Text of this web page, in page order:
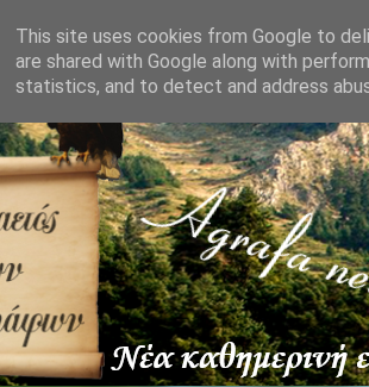
This site uses cookies from Google to
are shared with Google along with
statistics, and to detect and address